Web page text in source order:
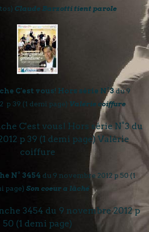
Claude Barzotti tient parole
C'est vous! Hors série N°3du 9
p 39 (1 demi page) Valérie coiffure
N° 3454 du 9 novembre 2012 p 50 (1
page) Son coeur a lâché